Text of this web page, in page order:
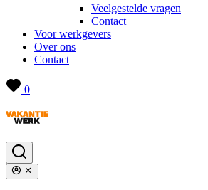
Veelgestelde vragen
Contact
Voor werkgevers
Over ons
Contact
0